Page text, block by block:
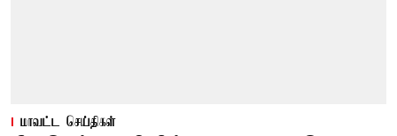
மாவட்ட செய்திகள்